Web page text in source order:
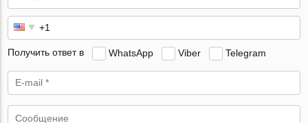
Получить ответ в WhatsApp Viber Telegram